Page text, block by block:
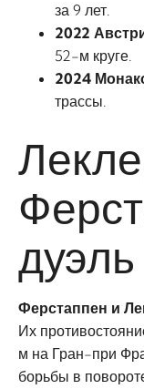
за 9 лет.
2022
52-м круге.
2024
трассы.
Ферстаппен и
Их
м на Гран-при
борьбы в